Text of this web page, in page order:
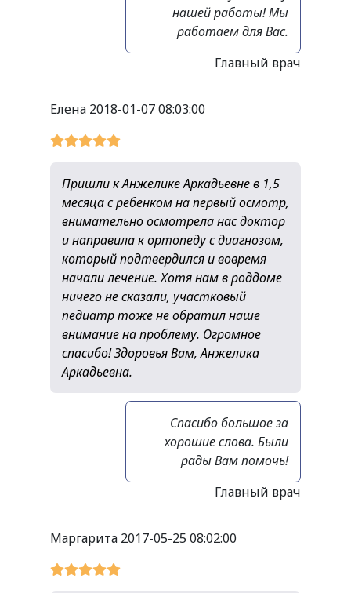
нашей работы! Мы
работаем для Вас.
Главный врач
Елена 2018-01-07 08:03:00
Пришли к Анжелике Аркадьевне в 1,5
месяца с ребенком на первый осмотр,
внимательно осмотрела нас доктор
и направила к ортопеду с диагнозом,
который подтвердился и вовремя
начали лечение. Хотя нам в роддоме
ничего не сказали, участковый
педиатр тоже не обратил наше
внимание на проблему. Огромное
спасибо! Здоровья Вам, Анжелика
Аркадьевна.
Спасибо большое за
хорошие слова. Были
рады Вам помочь!
Главный врач
Маргарита 2017-05-25 08:02:00